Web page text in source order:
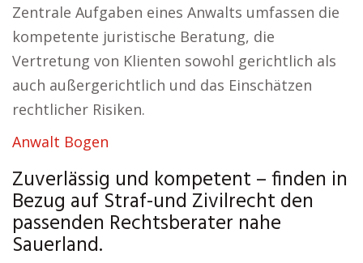
Zentrale Aufgaben eines Anwalts umfassen die
kompetente juristische Beratung, die
Vertretung von Klienten sowohl gerichtlich als
auch außergerichtlich und das Einschätzen
rechtlicher Risiken.
Anwalt Bogen
Zuverlässig und kompetent – finden in
Bezug auf Straf-und Zivilrecht den
passenden Rechtsberater nahe
Sauerland.